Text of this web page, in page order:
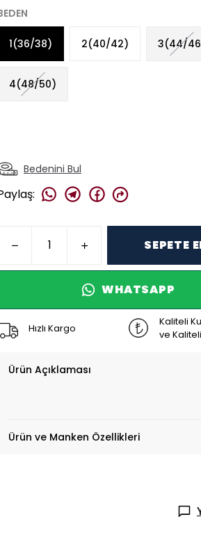
1(36/38) 2(40/42) 3(44/
4(48/50)
Bedenini Bul
:
SEPETE
WHATSAPP
Hızlı Kargo
Kaliteli
ve
Ürün Açıklaması
Ürün ve Manken Özellikleri